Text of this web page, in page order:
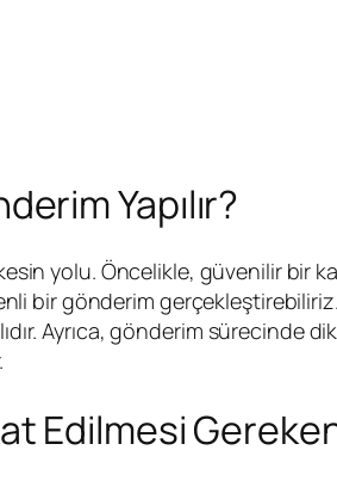
Yapılır?
yolu. Öncelikle, güvenilir bir
bir gönderim gerçekleştirebiliriz.
Ayrıca, gönderim sürecinde
Edilmesi